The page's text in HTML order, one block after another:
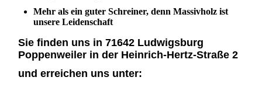
Mehr als ein guter Schreiner, denn Massivholz ist
unsere Leidenschaft
Sie finden uns in 71642 Ludwigsburg
Poppenweiler in der Heinrich-Hertz-Straße 2
und erreichen uns unter: